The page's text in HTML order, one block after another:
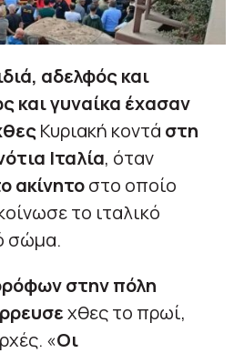
αδελφός και
και γυναίκα έχασαν
Κυριακή κοντά στη
Ιταλία, όταν
ακίνητοστο οποίο
το ιταλικό
σώμα.
στην πόλη
χθες το πρωί,
«Οι